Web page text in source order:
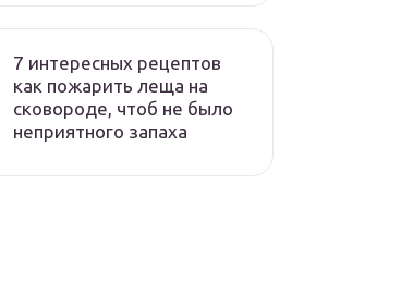
7 интересных рецептов
как пожарить леща на
сковороде, чтоб не было
неприятного запаха